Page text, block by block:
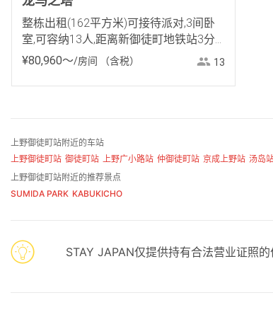
整栋出租(162平方米)可接待派对,3间卧
室,可容纳13人,距离新御徒町地铁站3分
钟,距离JR御徒町站7分钟
¥80,960〜/房间 （含税） 13
上野御徒町站附近的车站
上野御徒町站 御徒町站 上野广小路站 仲御徒町站 京成上野站 汤岛
上野御徒町站附近的推荐景点
SUMIDA PARK KABUKICHO
STAY JAPAN仅提供持有合法营业证照